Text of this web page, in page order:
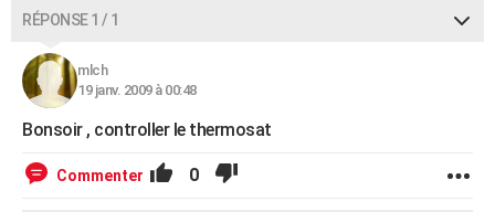
S'inscrire
Se connecter
Lycées
Collèges
Primaires
Universités
Entreprises
Service militaire
Avis de recherche
AVIS DE DÉCÈS
FORUM
Bricolage
Lifestyle
Culture
Sport
Auto
Television
Voyage
Cinema
RÉPONSE 1 / 1
mlch
19 janv. 2009 à 00:48
Bonsoir , controller le thermosat
Commenter 0